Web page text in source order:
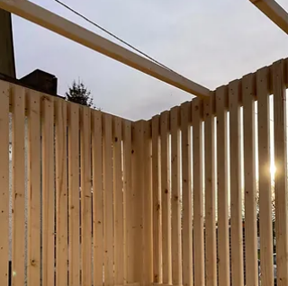
29. 3. 2024
PERGOLY DN
Potřebujete zastřešit svou terasu? Najdeme to
nejvhodnější řešení. 🤝 Vyrábíme dřevěné
konstrukce na míru pro váš dům, dle vašich